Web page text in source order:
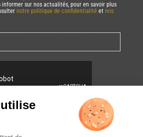
sur nos actualités, pour en savoir plus
notre politique de confidentialité et nos